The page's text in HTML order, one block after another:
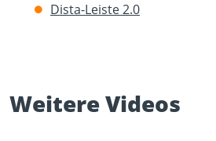
Dista-Leiste 2.0
Weitere Videos